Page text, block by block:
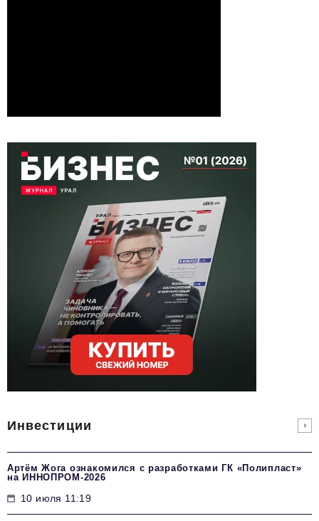
Инвестиции
Артём Жога ознакомился с разработками ГК «Полипласт»
на ИННОПРОМ-2026
10 июля 11:19